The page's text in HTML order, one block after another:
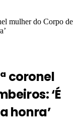
mulher do Corpo de
coronel
‘É
honra’